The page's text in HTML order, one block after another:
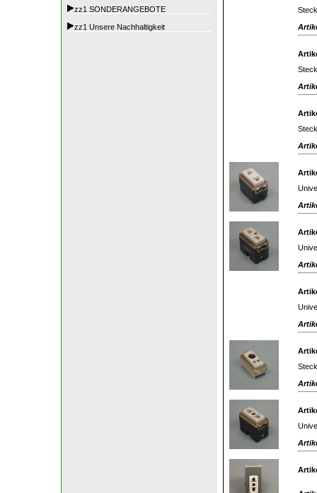
zz1 SONDERANGEBOTE
zz1 Unsere Nachhaltigkeit